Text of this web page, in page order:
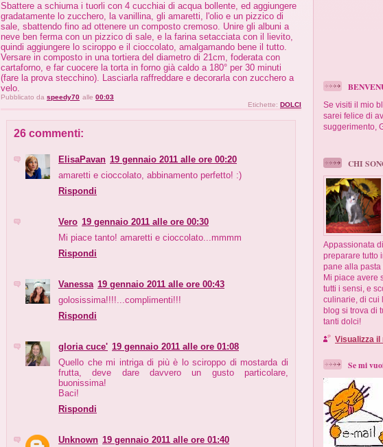
Sbattere a schiuma i tuorli con 4 cucchiai di acqua bollente, ed aggiungere
gradatamente lo zucchero, la vanillina, gli amaretti, l'olio e un pizzico di
sale, sbattendo fino ad ottenere un composto cremoso. Unire gli albuni a
neve ben ferma con un pizzico di sale, e la farina setacciata con il lievito,
quindi aggiungere lo sciroppo e il cioccolato, amalgamando bene il tutto.
Versare in composto in una tortiera del diametro di 21cm, foderata con
cartaforno, e far cuocere la torta in forno già caldo a 180° per 30 minuti
(fare la prova stecchino). Lasciarla raffreddare e decorarla con zucchero a
velo.
Pubblicato da speedy70 alle 00:03
Etichette: DOLCI
26 commenti:
ElisaPavan 19 gennaio 2011 alle ore 00:20
amaretti e cioccolato, abbinamento perfetto! :)
Rispondi
Vero 19 gennaio 2011 alle ore 00:30
Mi piace tanto! amaretti e cioccolato...mmmm
Rispondi
Vanessa 19 gennaio 2011 alle ore 00:43
golosissima!!!!...complimenti!!!
Rispondi
gloria cuce' 19 gennaio 2011 alle ore 01:08
Quello che mi intriga di più è lo sciroppo di mostarda di
frutta, deve dare davvero un gusto particolare,
buonissima!
Baci!
Rispondi
Unknown 19 gennaio 2011 alle ore 01:40
Se visiti il mio
sarei felice di
suggerimento,
CHI
Appassionata
preparare tutto
pane alla pasta
Mi piace avere
tutti i sensi, e
culinarie, di cui
blog si trova di
tanti dolci!
Visualizza
Se mi